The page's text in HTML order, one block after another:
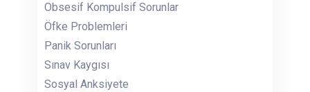
Obsesif Kompulsif Sorunlar
Öfke Problemleri
Panik Sorunları
Sınav Kaygısı
Sosyal Anksiyete